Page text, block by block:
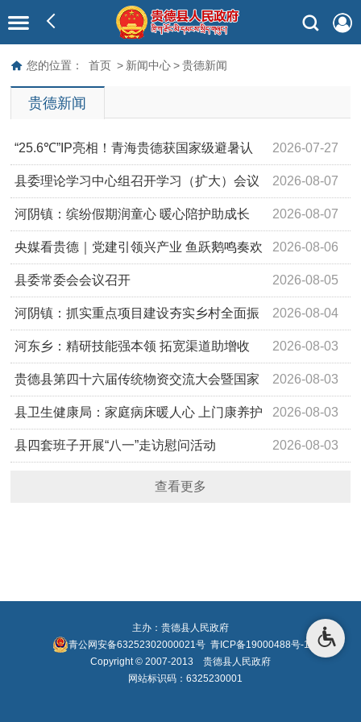
您的位置： 首页 > 新闻中心 > 贵德新闻
贵德新闻
2026-07-27
“25.6℃”IP亮相！青海贵德获国家级避暑认
证 2026-08-07
县委理论学习中心组召开学习（扩大）会议
2026-08-07
河阴镇：缤纷假期润童心 暖心陪护助成长
2026-08-06
央媒看贵德｜党建引领兴产业 鱼跃鹅鸣奏欢
歌 2026-08-05
县委常委会会议召开
2026-08-04
河阴镇：抓实重点项目建设夯实乡村全面振
兴发展根基 2026-08-03
河东乡：精研技能强本领 拓宽渠道助增收
2026-08-03
贵德县第四十六届传统物资交流大会暨国家
级非物质文化遗产“贵德六月庙会… 2026-08-03
县卫生健康局：家庭病床暖人心 上门康养护
安康 2026-08-03
县四套班子开展“八一”走访慰问活动
查看更多
主办：贵德县人民政府
青公网安备63252302000021号 青ICP备19000488号-1
Copyright © 2007-2013 贵德县人民政府
网站标识码：6325230001